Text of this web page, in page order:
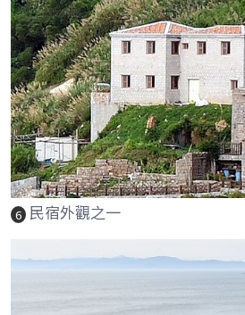
6 民宿外觀之一